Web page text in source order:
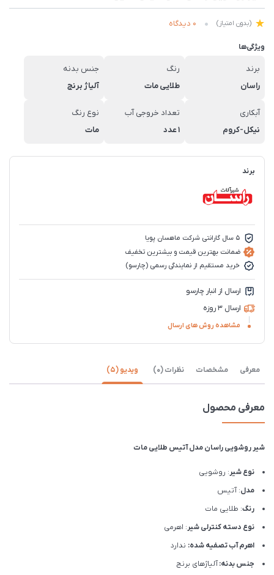
(بدون امتیاز) 0 دیدگاه
ویژگی‌ها
برند
راسان
رنگ
طلایی مات
جنس بدنه
آلیاژ برنج
آبکاری
نیکل-کروم
تعداد خروجی آب
1 عدد
نوع رنگ
مات
برند
5 سال گارانتی شرکت ماهسان پویا
ضمانت بهترین قیمت و بیشترین تخفیف
خرید مستقیم از نمایندگی رسمی (چارسو)
ارسال از انبار چارسو
ارسال 3 روزه
مشاهده روش های ارسال
معرفی مشخصات نظرات (0) ویدیو (5)
معرفی محصول
شیر روشویی راسان مدل آتیس طلایی مات
نوع شیر: روشویی
مدل: آتیس
رنگ: طلایی مات
نوع دسته کنترلی شیر: اهرمی
اهرم آب تصفیه شده: ندارد
جنس بدنه:آلیاژهای برنج